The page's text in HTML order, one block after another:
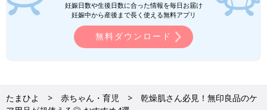
妊娠日数や生後日数に合った情報を毎日お届け
妊娠中から産後まで長く使える無料アプリ
無料ダウンロード
たまひよ 赤ちゃん・育児
乾燥肌さん必見！無印良品のケ